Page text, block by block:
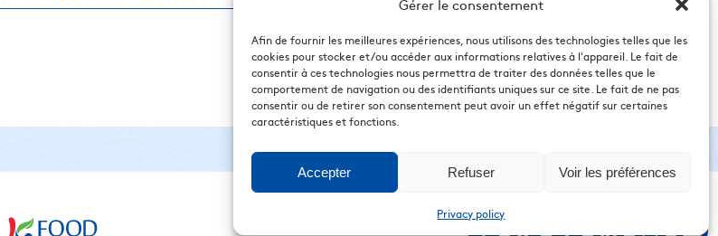
Gérer le consentement
Afin de fournir les meilleures expériences, nous utilisons des technologies telles que les
cookies pour stocker et/ou accéder aux informations relatives à l'appareil. Le fait de
consentir à ces technologies nous permettra de traiter des données telles que le
comportement de navigation ou des identifiants uniques sur ce site. Le fait de ne pas
consentir ou de retirer son consentement peut avoir un effet négatif sur certaines
caractéristiques et fonctions.
Accepter Refuser Voir les préférences
Privacy policy